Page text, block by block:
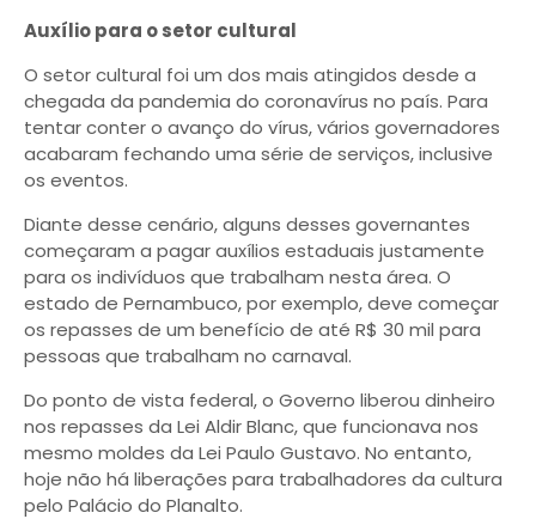
Auxílio para o setor cultural
O setor cultural foi um dos mais atingidos desde a
chegada da pandemia do coronavírus no país. Para
tentar conter o avanço do vírus, vários governadores
acabaram fechando uma série de serviços, inclusive
os eventos.
Diante desse cenário, alguns desses governantes
começaram a pagar auxílios estaduais justamente
para os indivíduos que trabalham nesta área. O
estado de Pernambuco, por exemplo, deve começar
os repasses de um benefício de até R$ 30 mil para
pessoas que trabalham no carnaval.
Do ponto de vista federal, o Governo liberou dinheiro
nos repasses da Lei Aldir Blanc, que funcionava nos
mesmo moldes da Lei Paulo Gustavo. No entanto,
hoje não há liberações para trabalhadores da cultura
pelo Palácio do Planalto.